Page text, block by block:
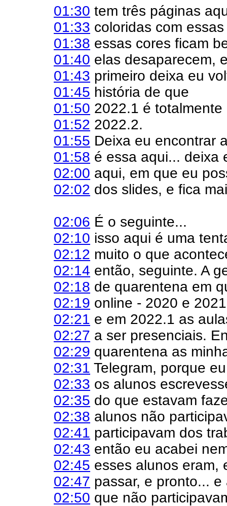
01:30 tem três páginas
01:33 coloridas com
01:38 essas cores ficam
01:40 elas desaparecem,
01:43 primeiro deixa eu
01:45 história de que
01:50 2022.1 é
01:52 2022.2.
01:55 Deixa eu encontrar
01:58 é essa aqui... deixa
02:00 aqui, em que eu
02:02 dos slides, e fica
02:06 É o seguinte...
02:10 isso aqui é uma
02:12 muito o que
02:14 então, seguinte. A
02:18 de quarentena em
02:19 online - 2020 e
02:21 e em 2022.1 as
02:27 a ser presenciais.
02:29 quarentena as
02:31 Telegram, porque
02:33 os alunos
02:35 do que estavam
02:38 alunos não
02:41 participavam dos
02:43 então eu acabei
02:45 esses alunos eram,
02:47 passar, e pronto...
02:50 que não